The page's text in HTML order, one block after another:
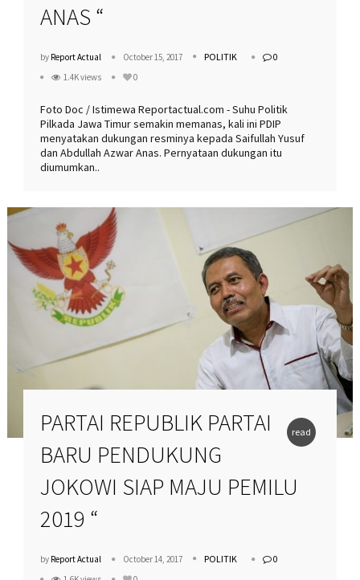
ANAS “
by Report Actual October 15, 2017 POLITIK
0
1.4K views
0
Foto Doc / Istimewa Reportactual.com - Suhu Politik
Pilkada Jawa Timur semakin memanas, kali ini PDIP
menyatakan dukungan resminya kepada Saifullah Yusuf
dan Abdullah Azwar Anas. Pernyataan dukungan itu
diumumkan..
read
PARTAI REPUBLIK PARTAI
BARU PENDUKUNG
JOKOWI SIAP MAJU PEMILU
2019 “
by Report Actual October 14, 2017 POLITIK
0